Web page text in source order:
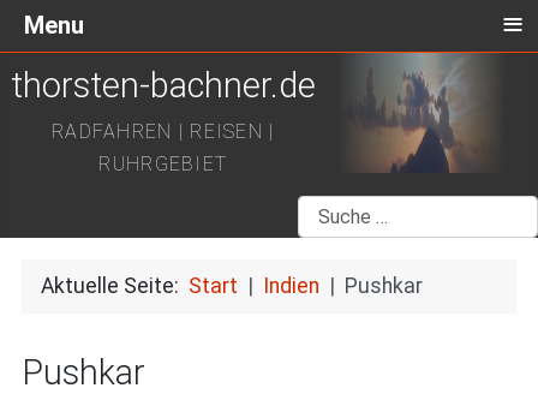
thorsten-bachner.de
RADFAHREN | REISEN |
RUHRGEBIET
Suchen
Aktuelle Seite: Start Indien Pushkar
Pushkar
Menu ≡